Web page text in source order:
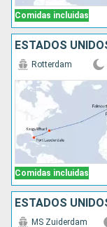
Comidas incluidas
Comidas incluidas
Rotterdam
MS Zuiderdam